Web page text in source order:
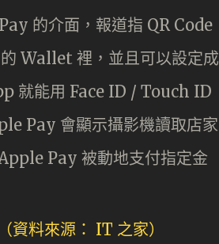
的介面，報道指 QR Code
Wallet 裡，並且可以設定成
就能用 Face ID / Touch ID
Pay 會顯示攝影機讀取店家
Pay 被動地支付指定金